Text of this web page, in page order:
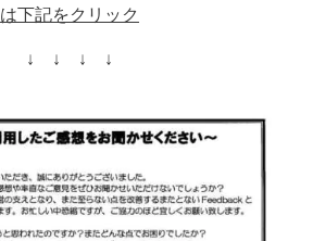
は下記をクリック
↓ ↓ ↓ ↓